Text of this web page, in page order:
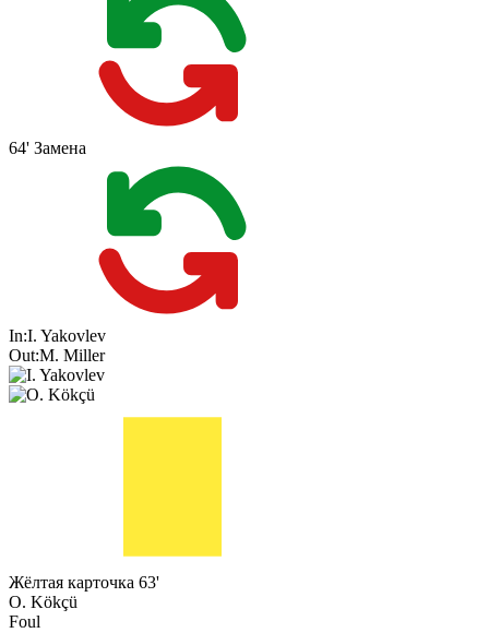
64' Замена
In:I. Yakovlev
Out:M. Miller
Жёлтая карточка 63'
O. Kökçü
Foul